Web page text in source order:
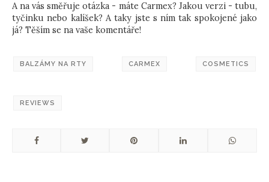
A na vás směřuje otázka - máte Carmex? Jakou verzi - tubu,
tyčinku nebo kalíšek? A taky jste s ním tak spokojené jako
já? Těším se na vaše komentáře!
BALZÁMY NA RTY CARMEX COSMETICS
REVIEWS